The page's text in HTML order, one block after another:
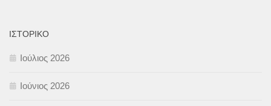
ΙΣΤΟΡΙΚΌ
Ιούλιος 2026
Ιούνιος 2026